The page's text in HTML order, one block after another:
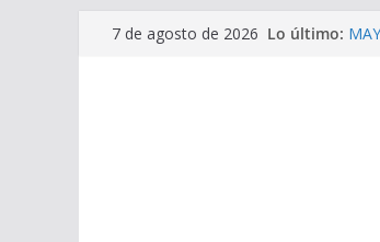
Saltar7 de agosto de 2026 Lo último:
A
La